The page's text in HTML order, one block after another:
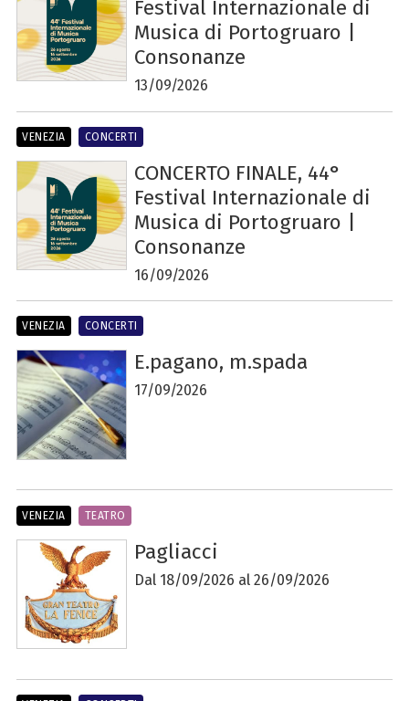
Festival Internazionale di
Musica di Portogruaro |
Consonanze
13/09/2026
CONCERTO FINALE, 44°
Festival Internazionale di
Musica di Portogruaro |
Consonanze
16/09/2026
VENEZIA CONCERTI
E.pagano, m.spada
17/09/2026
VENEZIA CONCERTI
Pagliacci
Dal 18/09/2026 al 26/09/2026
VENEZIA TEATRO